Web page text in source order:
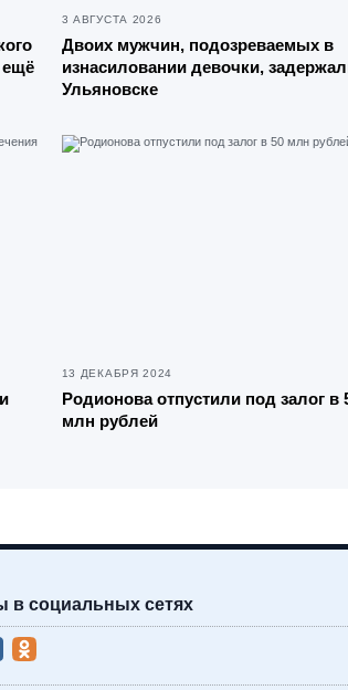
ещё
3 АВГУСТА 2026
Двоих мужчин, подозреваемых в
изнасиловании девочки,
Ульяновске
13 ДЕКАБРЯ 2024
Родионова отпустили под залог в
млн рублей
в социальных сетях